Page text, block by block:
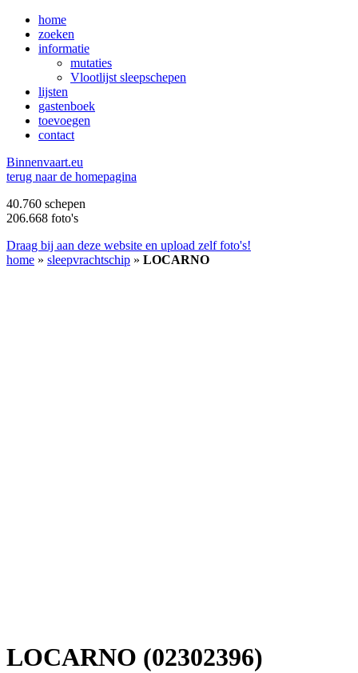
home
zoeken
informatie
mutaties
Vlootlijst sleepschepen
lijsten
gastenboek
toevoegen
contact
Binnenvaart.eu
terug naar de homepagina
40.760 schepen
206.668 foto's
Draag bij aan deze website en upload zelf foto's!
home » sleepvrachtschip » LOCARNO
LOCARNO (02302396)